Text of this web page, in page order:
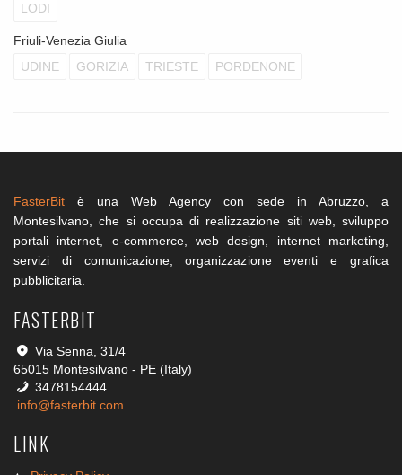
LODI
Friuli-Venezia Giulia
UDINE
GORIZIA TRIESTE PORDENONE
FasterBit è una Web Agency con sede in Abruzzo, a
Montesilvano, che si occupa di realizzazione siti web, sviluppo
portali internet, e-commerce, web design, internet marketing,
servizi di comunicazione, organizzazione eventi e grafica
pubblicitaria.
FASTERBIT
Via Senna, 31/4
65015 Montesilvano - PE (Italy)
3478154444
info@fasterbit.com
LINK